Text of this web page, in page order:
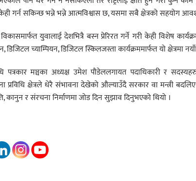
केही गर्न सकिन्छ भन्ने भन्ने आत्मविश्वास छ, यसमा सबै क्षेत्रको सहयोग
युवालाई देशभित्रै बस्न प्रेरिरत गर्ने गरी केही विशेष
च्याम्पियन, डिजिटल स्किलजस्ता कार्यक्रममार्फत यो क्षेत्रमा
पत्रकार मञ्चका अध्यक्ष उमेश पौडेललगायत पदाधिकारी र
प्रविधि क्षेत्रले धेरै संभावना देखेको औल्याउँदै सरकार वा मन्त्री
कानुन र संरचना निर्माणमा जोड दिन सुझाव दिनुभएको थियो ।